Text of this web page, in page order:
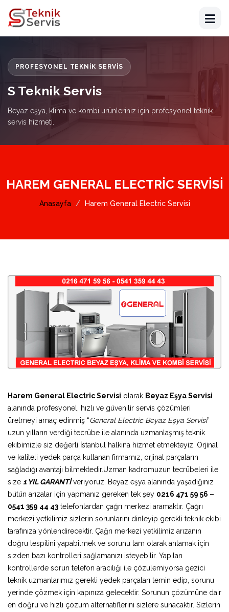
PROFESYONEL TEKNIK SERVIS
S Teknik Servis
Beyaz eşya, klima ve kombi ürünleriniz için profesyonel teknik
servis hizmeti.
HAREM GENERAL ELECTRIC SERVISI
Anasayfa Harem General Electric Servisi
Harem General Electric Servisi olarak Beyaz Eşya Servisi
alanında profesyonel, hızlı ve güvenilir servis çözümleri
üretmeyi amaç edinmiş “General Electric Beyaz Eşya Servisi”
uzun yılların verdiği tecrübe ile alanında uzmanlaşmış teknik
ekibimizle siz değerli İstanbul halkına hizmet etmekteyiz. Orjinal
ve kaliteli yedek parça kullanan firmamız, orjinal parçaların
sağladığı avantajı bilmektedir.Uzman kadromuzun tecrübeleri ile
size 1 YIL GARANTİveriyoruz. Beyaz eşya alanında yaşadığınız
bütün arızalar için yapmanız gereken tek şey 0216 471 59 56 –
0541 359 44 43 telefonlardan çağrı merkezi aramaktır. Çağrı
merkezi yetkilimiz sizlerin sorunlarını dinleyip gerekli teknik ekibi
tarafınıza yönlendirecektir. Çağrı merkezi yetkilimiz arızanın
doğru tespitini yapabilmek ve sorunu tam olarak anlamak için
sizden bazı kontrolleri sağlamanızı isteyebilir. Yapılan
kontrollerde sorun telefon aracılığı ile çözülemiyorsa gezici
teknik uzmanlarımız gerekli yedek parçaları temin edip, sorunu
yerinde çözmek için kapınıza gelecektir. Sorunun çözümüne dair
en doğru ve hızlı çözüm alternatiflerini sizlere sunacaktır. Sizlerin